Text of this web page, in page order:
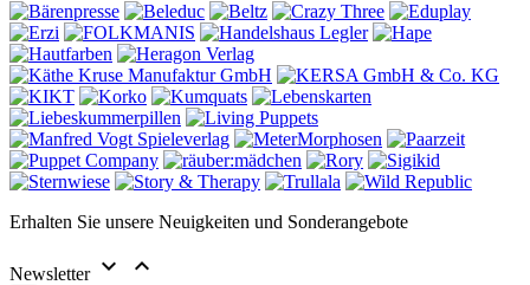
Erhalten Sie unsere Neuigkeiten und Sonderangebote
Newsletter  